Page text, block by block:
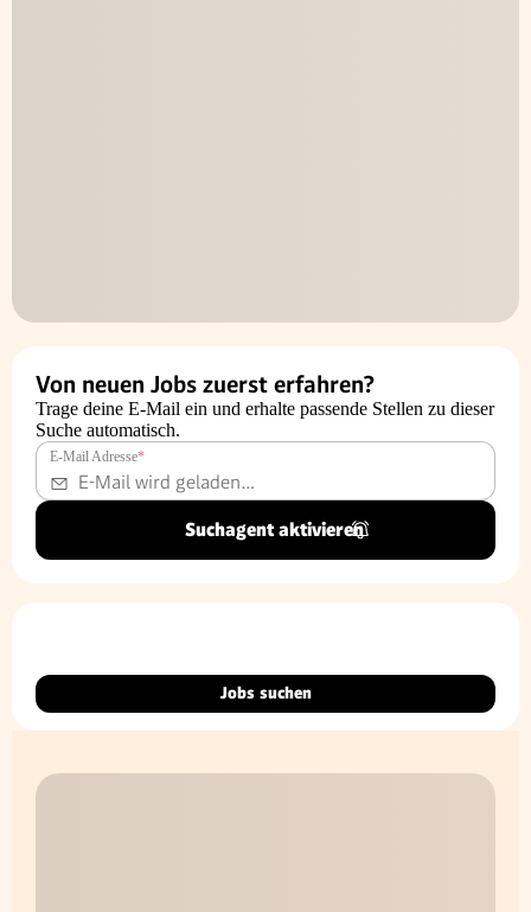
Von neuen Jobs zuerst erfahren?
Trage deine E-Mail ein und erhalte passende Stellen zu dieser
Suche automatisch.
E-Mail Adresse*
Suchagent aktivieren
Jobs suchen